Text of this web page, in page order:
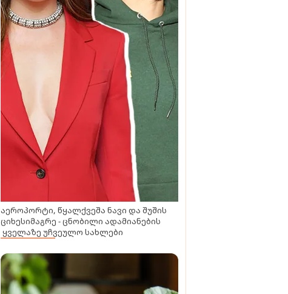
აეროპორტი, წყალქვეშა ნავი და შუშის
ციხესიმაგრე - ცნობილი ადამიანების
ყველაზე უჩვეულო სახლები